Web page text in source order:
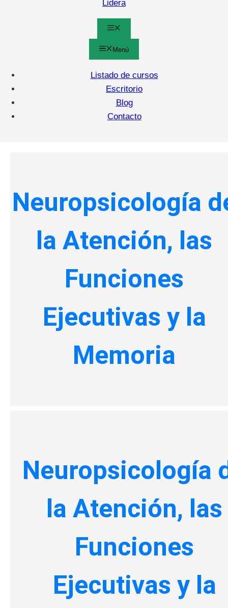
Lidera
Menú
Listado de cursos
Escritorio
Blog
Contacto
Neuropsicología
la Atención, las
Funciones
Ejecutivas y la
Memoria
Neuropsicología
la Atención, las
Funciones
Ejecutivas y la